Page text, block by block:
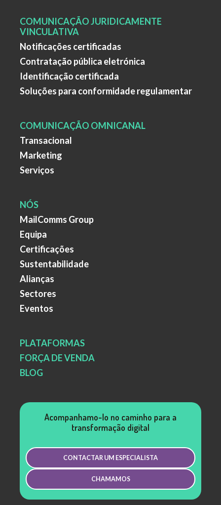
COMUNICAÇÃO JURIDICAMENTE
VINCULATIVA
Notificações certificadas
Contratação pública eletrónica
Identificação certificada
Soluções para conformidade regulamentar
COMUNICAÇÃO OMNICANAL
Transacional
Marketing
Serviços
NÓS
MailComms Group
Equipa
Certificações
Sustentabilidade
Alianças
Sectores
Eventos
PLATAFORMAS
FORÇA DE VENDA
BLOG
Acompanhamo-lo no caminho para a
transformação digital
CONTACTAR UM ESPECIALISTA
CHAMAMOS